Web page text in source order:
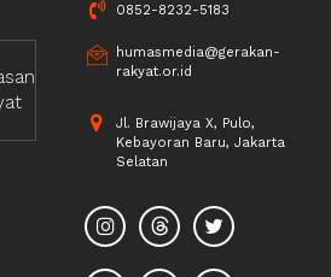
0852-8232-5183
humasmedia@gerakan-
rakyat.or.id
Jl. Brawijaya X, Pulo,
Kebayoran Baru, Jakarta
Selatan